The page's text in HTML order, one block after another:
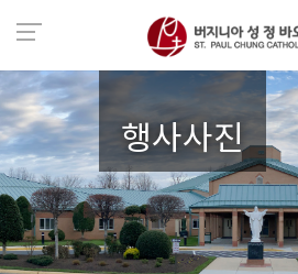
행사사진